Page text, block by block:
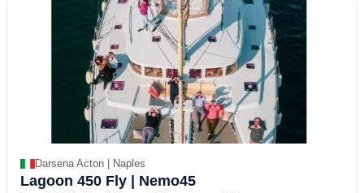
Darsena Acton | Naples
Lagoon 450 Fly | Nemo45